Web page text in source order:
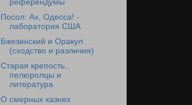
референдумы
Посол: Ах, Одесса! -
лаборатория США
Бжезинский и Оракул
(сходство и различия)
Старая крепость..
пелюролцы и
литература
О смерных казнях